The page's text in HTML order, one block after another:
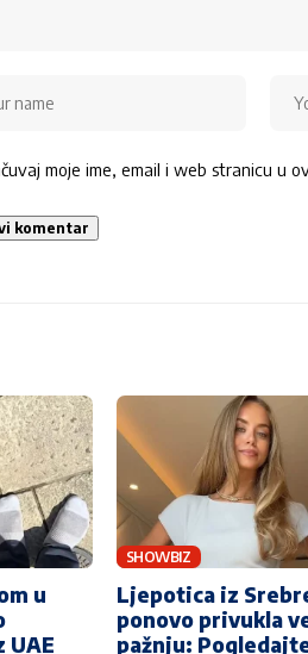
moje ime, email i web stranicu u
u
UAE
SHOWBIZ
Ljepotica iz
ponovo privukla
pažnju: